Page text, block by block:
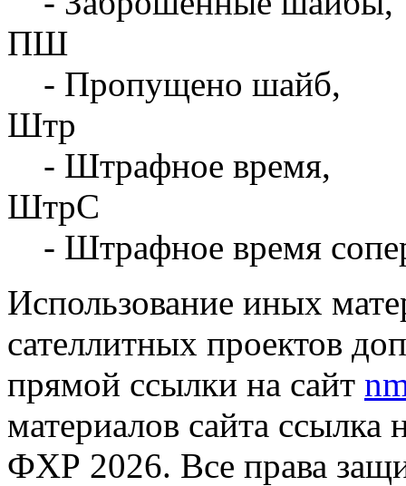
ПШ
- Пропущено шайб,
Штр
- Штрафное время,
ШтрС
- Штрафное время
Использование иных
сателлитных проектов
прямой ссылки на сайт
материалов сайта ссылка
ФХР 2026. Все права